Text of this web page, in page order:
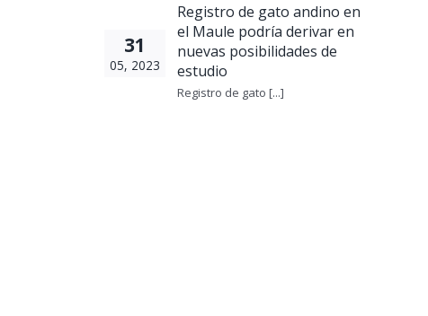
31
05, 2023
Registro de gato andino en
el Maule podría derivar en
nuevas posibilidades de
estudio
Registro de gato [...]